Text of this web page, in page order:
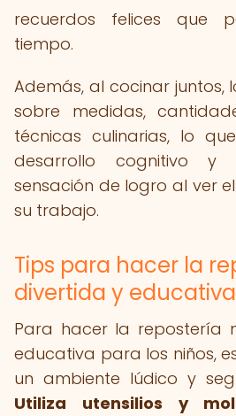
recuerdos felices que
tiempo.
Además, al cocinar juntos,
sobre medidas,
técnicas culinarias, lo
desarrollo cognitivo
sensación de logro al ver
su trabajo.
Tips para hacer la
divertida y educativa
Para hacer la repostería
educativa para los niños,
un ambiente lúdico y
Utiliza utensilios y